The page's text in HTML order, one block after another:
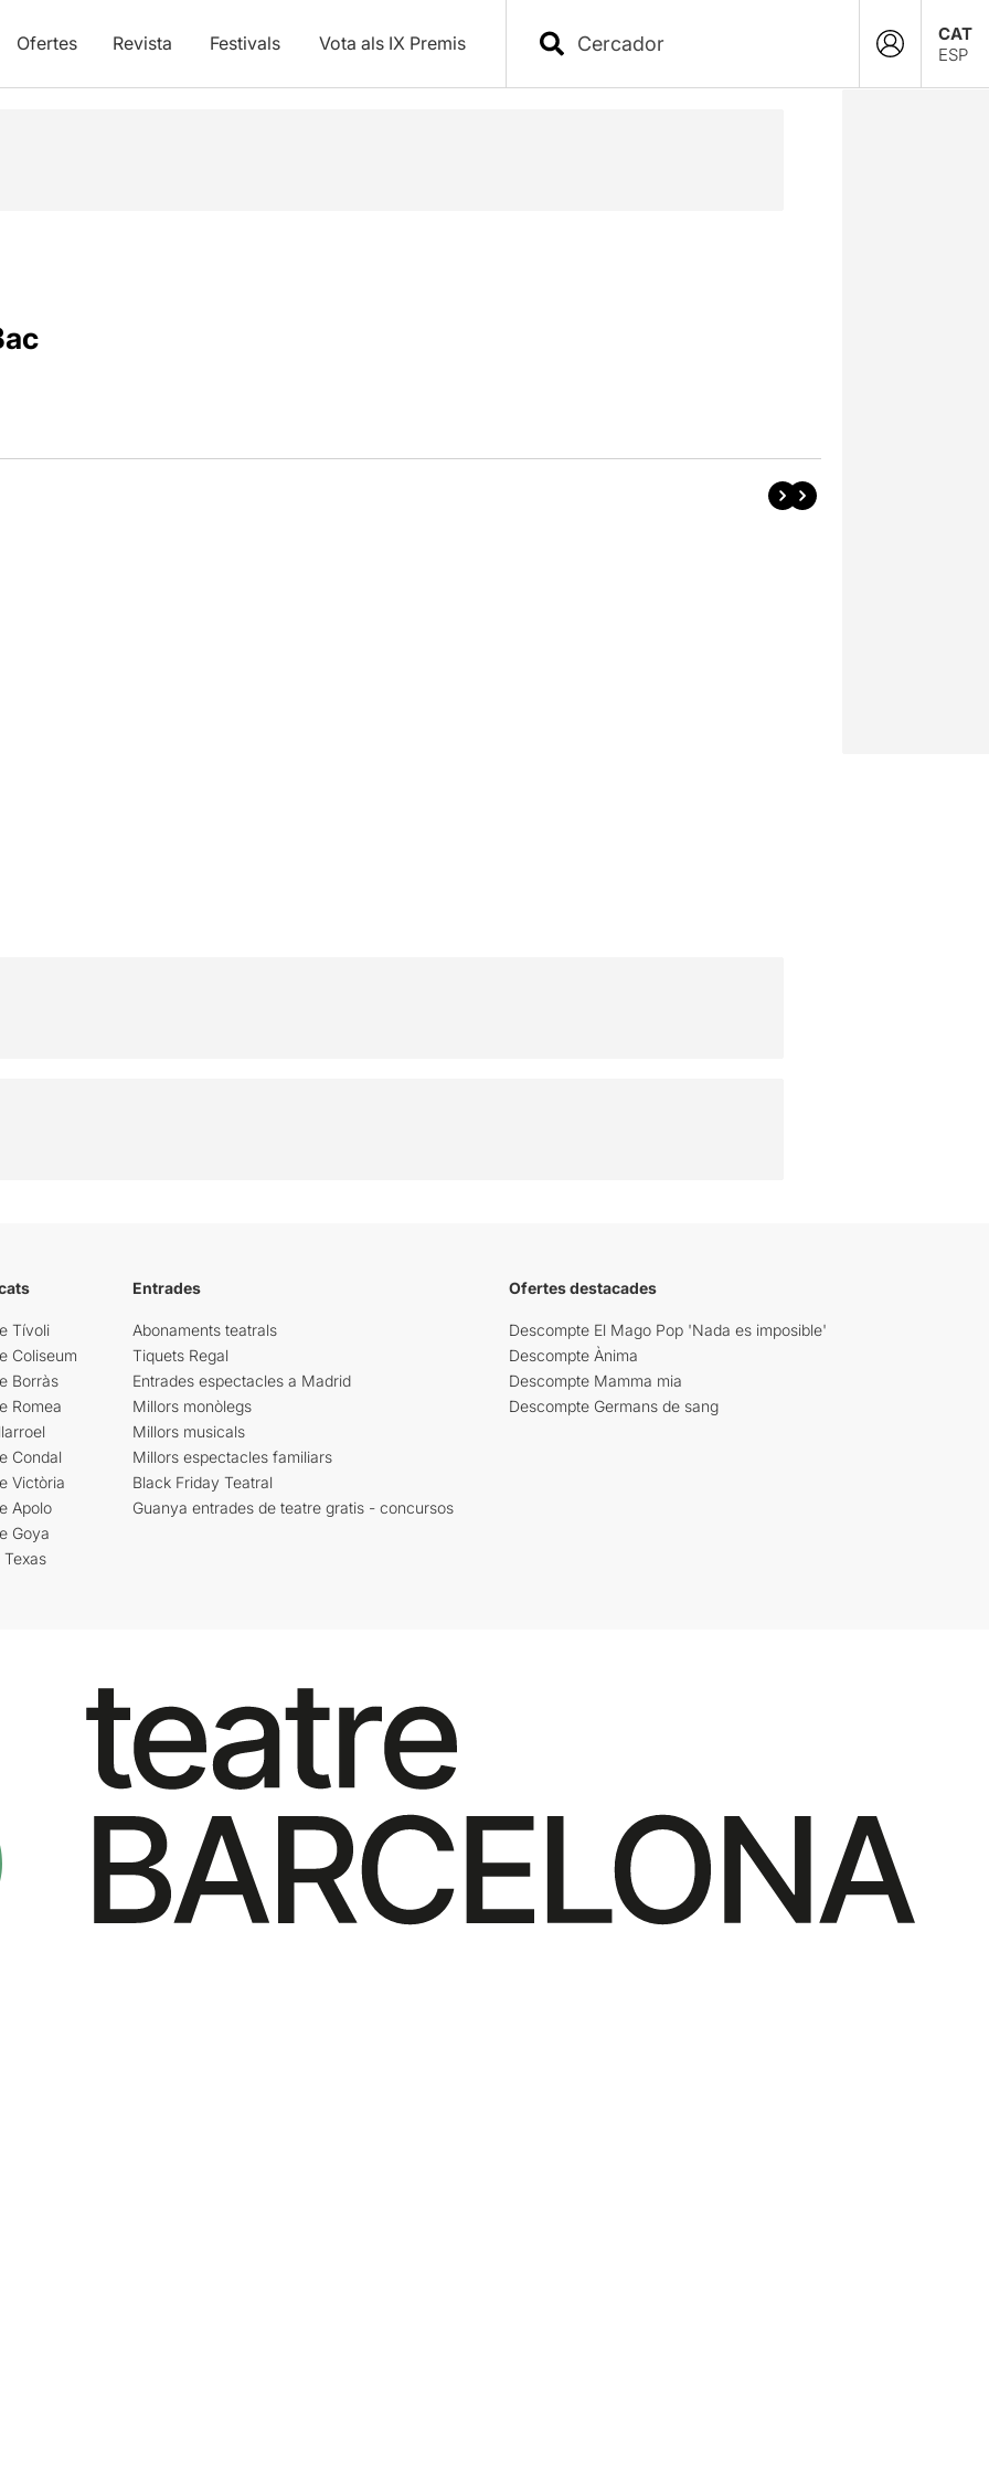
Ofertes Revista Festivals Vota als IX Premis
CAT
ESP
Tívoli
Coliseum
Borràs
Romea
Condal
Victòria
Apolo
Goya
Texas
Entrades
Abonaments teatrals
Tiquets Regal
Entrades espectacles a Madrid
Millors monòlegs
Millors musicals
Millors espectacles familiars
Black Friday Teatral
Guanya entrades de teatre gratis - concursos
Ofertes destacades
Descompte El Mago Pop 'Nada es imposible'
Descompte Ànima
Descompte Mamma mia
Descompte Germans de sang